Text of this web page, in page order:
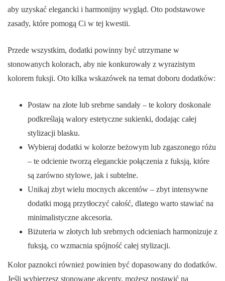
aby uzyskać elegancki i harmonijny wygląd. Oto podstawowe
zasady, które pomogą Ci w tej kwestii.
Przede wszystkim, dodatki powinny być utrzymane w
stonowanych kolorach, aby nie konkurowały z wyrazistym
kolorem fuksji. Oto kilka wskazówek na temat doboru dodatków:
Postaw na złote lub srebrne sandały – te kolory doskonale
podkreślają walory estetyczne sukienki, dodając całej
stylizacji blasku.
Wybieraj dodatki w kolorze beżowym lub zgaszonego różu
– te odcienie tworzą eleganckie połączenia z fuksją, które
są zarówno stylowe, jak i subtelne.
Unikaj zbyt wielu mocnych akcentów – zbyt intensywne
dodatki mogą przytłoczyć całość, dlatego warto stawiać na
minimalistyczne akcesoria.
Biżuteria w złotych lub srebrnych odcieniach harmonizuje z
fuksją, co wzmacnia spójność całej stylizacji.
Kolor paznokci również powinien być dopasowany do dodatków.
Jeśli wybierzesz stonowane akcenty, możesz postawić na